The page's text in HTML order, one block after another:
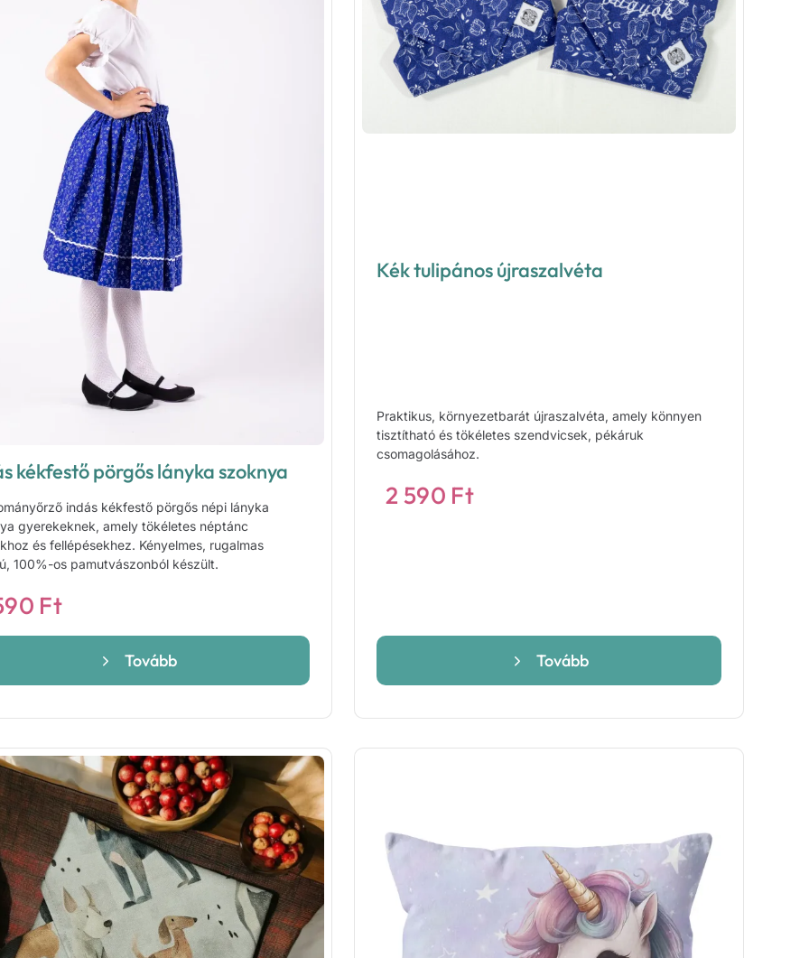
kékfestő pörgős lányka szoknya
indás kékfestő pörgős népi lányka
gyerekeknek, amely tökéletes néptánc
és fellépésekhez. Kényelmes, rugalmas
100%-os pamutvászonból készült.
Ft
Tovább
Kék tulipános újraszalvéta
Praktikus, környezetbarát újraszalvéta, amely könnyen
tisztítható és tökéletes szendvicsek, pékáruk
csomagolásához.
2 590 Ft
Tovább